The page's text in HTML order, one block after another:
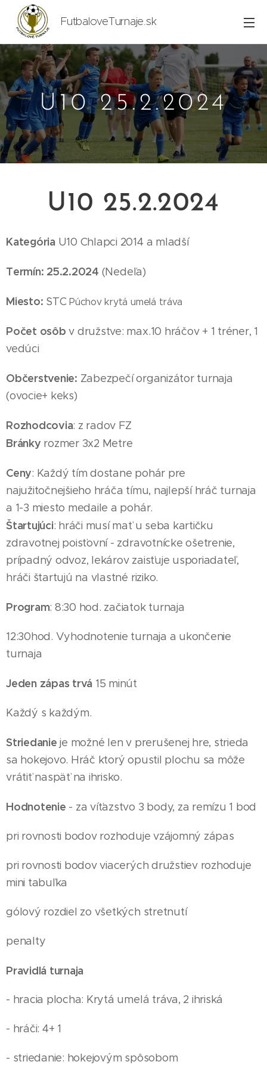
FutbaloveTurnaje.sk
U10 25.2.2024
U10 25.2.2024
Kategória U10 Chlapci 2014 a mladší
Termín: 25.2.2024 (Nedeľa)
Miesto: STC Púchov krytá umelá tráva
Počet osôb v družstve: max.10 hráčov + 1 tréner, 1
vedúci
Občerstvenie: Zabezpečí organizátor turnaja
(ovocie+ keks)
Rozhodcovia: z radov FZ
Bránky rozmer 3x2 Metre
Ceny: Každý tím dostane pohár pre
najužitočnejšieho hráča tímu, najlepší hráč turnaja
a 1-3 miesto medaile a pohár.
Štartujúci: hráči musí mať u seba kartičku
zdravotnej poisťovní - zdravotnícke ošetrenie,
prípadný odvoz, lekárov zaisťuje usporiadateľ,
hráči štartujú na vlastné riziko.
Program: 8:30 hod. začiatok turnaja
12:30hod. Vyhodnotenie turnaja a ukončenie
turnaja
Jeden zápas trvá 15 minút
Každý s každým.
Striedanieje možné len v prerušenej hre, strieda
sa hokejovo. Hráč ktorý opustil plochu sa môže
vrátiť naspäť na ihrisko.
Hodnotenie - za víťazstvo 3 body, za remízu 1 bod
pri rovnosti bodov rozhoduje vzájomný zápas
pri rovnosti bodov viacerých družstiev rozhoduje
mini tabuľka
gólový rozdiel zo všetkých stretnutí
penalty
Pravidlá turnaja
- hracia plocha: Krytá umelá tráva, 2 ihriská
- hráči: 4+ 1
- striedanie: hokejovým spôsobom